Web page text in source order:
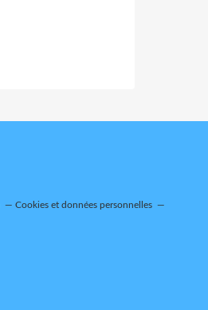
Cookies et données personnelles